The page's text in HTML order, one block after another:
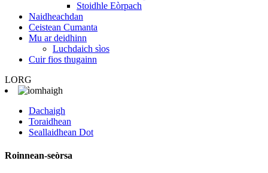
Stoidhle Eòrpach
Naidheachdan
Ceistean Cumanta
Mu ar deidhinn
Luchdaich sìos
Cuir fios thugainn
LORG
Dachaigh
Toraidhean
Seallaidhean Dot
Roinnean-seòrsa